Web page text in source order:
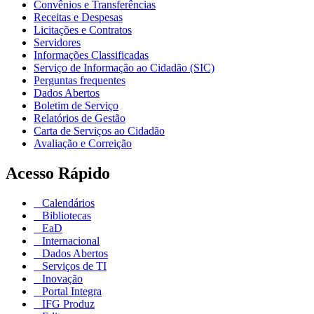
Convênios e Transferências
Receitas e Despesas
Licitações e Contratos
Servidores
Informações Classificadas
Serviço de Informação ao Cidadão (SIC)
Perguntas frequentes
Dados Abertos
Boletim de Serviço
Relatórios de Gestão
Carta de Serviços ao Cidadão
Avaliação e Correição
Acesso Rápido
Calendários
Bibliotecas
EaD
Internacional
Dados Abertos
Serviços de TI
Inovação
Portal Integra
IFG Produz